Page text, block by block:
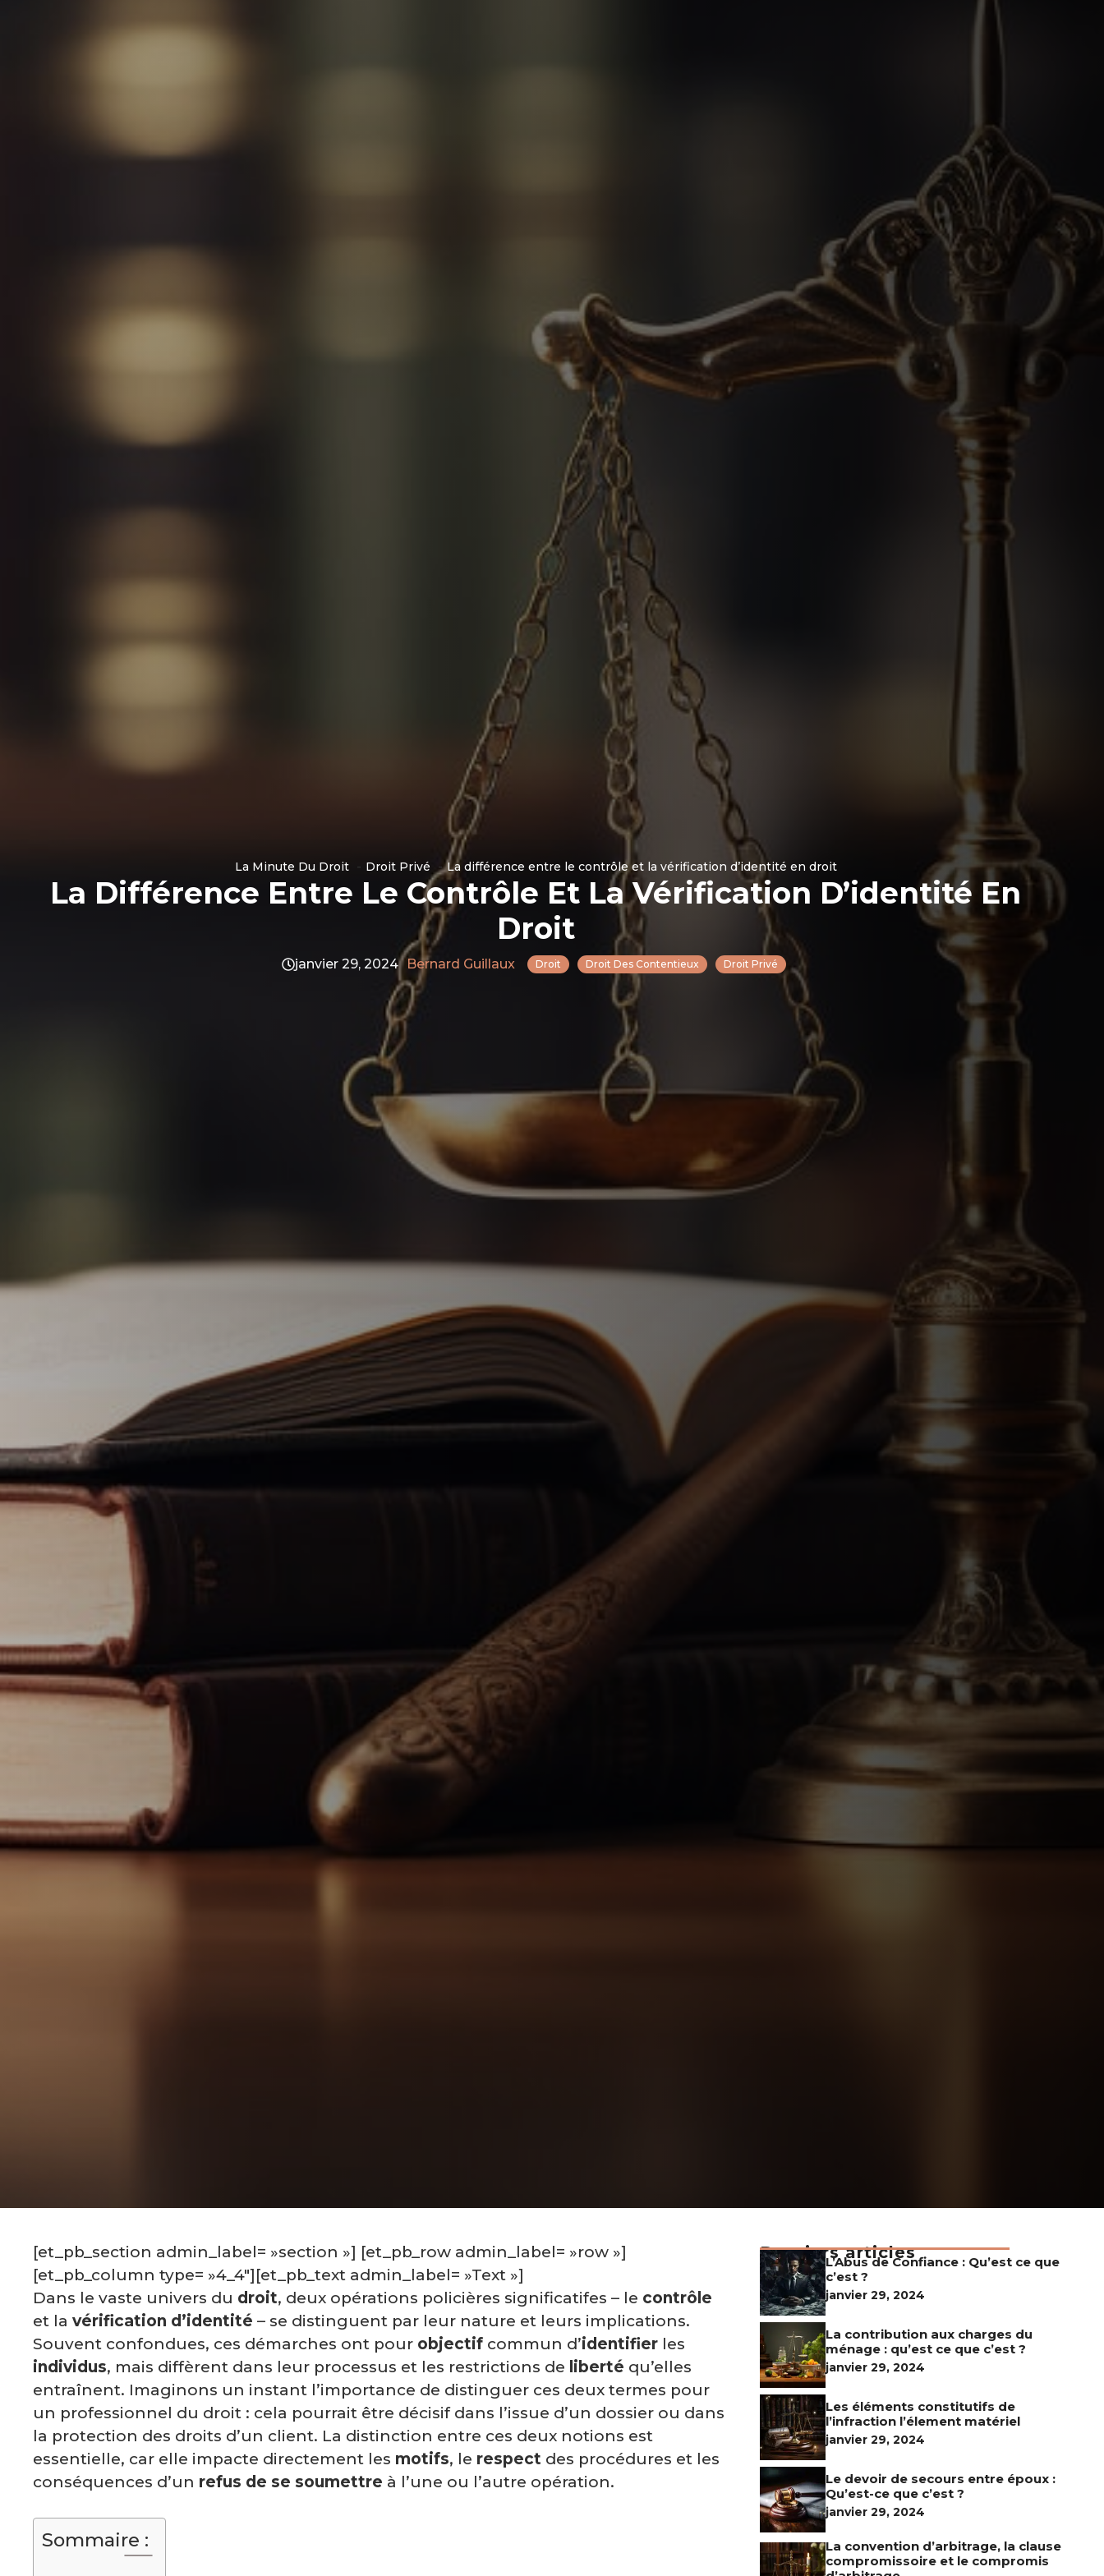
La Minute Du Droit Droit Privé La différence entre le contrôle et la vérification d’identité en droit
La Différence Entre Le Contrôle Et La Vérification D’identité En
Droit
janvier 29, 2024 Bernard Guillaux Droit Droit Des Contentieux Droit Privé
[et_pb_section admin_label= »section »] [et_pb_row admin_label= »row »]
[et_pb_column type= »4_4″][et_pb_text admin_label= »Text »]
Dans le vaste univers du droit, deux opérations policières significatifes – le contrôle
et la vérification d’identité – se distinguent par leur nature et leurs implications.
Souvent confondues, ces démarches ont pour objectif commun d’identifier les
individus, mais diffèrent dans leur processus et les restrictions de liberté qu’elles
entraînent. Imaginons un instant l’importance de distinguer ces deux termes pour
un professionnel du droit : cela pourrait être décisif dans l’issue d’un dossier ou dans
la protection des droits d’un client. La distinction entre ces deux notions est
essentielle, car elle impacte directement les motifs, le respect des procédures et les
conséquences d’un refus de se soumettre à l’une ou l’autre opération.
Sommaire :
Derniers articles
L’Abus de Confiance : Qu’est ce que
c’est ?
janvier 29, 2024
La contribution aux charges du
ménage : qu’est ce que c’est ?
janvier 29, 2024
Les éléments constitutifs de
l’infraction l’élement matériel
janvier 29, 2024
Le devoir de secours entre époux :
Qu’est-ce que c’est ?
janvier 29, 2024
La convention d’arbitrage, la clause
compromissoire et le compromis